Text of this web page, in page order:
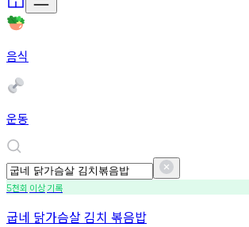
음식
운동
5천회 이상기록
굽네 닭가슴살 김치 볶음밥